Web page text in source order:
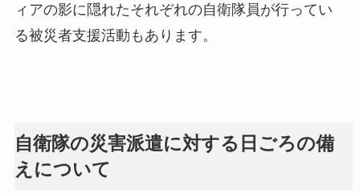
ィアの影に隠れたそれぞれの自衛隊員が行ってい
る被災者支援活動もあります。
自衛隊の災害派遣に対する日ごろの備
えについて